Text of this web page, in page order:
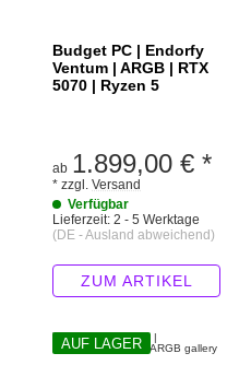
Budget PC | Endorfy
Ventum | ARGB | RTX
5070 | Ryzen 5
ab 1.899,00 € *
* zzgl. Versand
Verfügbar
Lieferzeit: 2 - 5 Werktage
(DE - Ausland abweichend)
ZUM ARTIKEL
AUF LAGER